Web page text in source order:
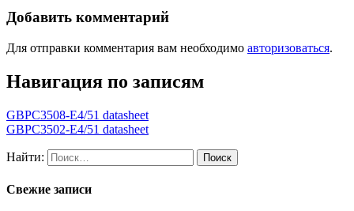
Добавить комментарий
Для отправки комментария вам необходимо авторизоваться.
Навигация по записям
GBPC3508-E4/51 datasheet
GBPC3502-E4/51 datasheet
Найти:
Свежие записи